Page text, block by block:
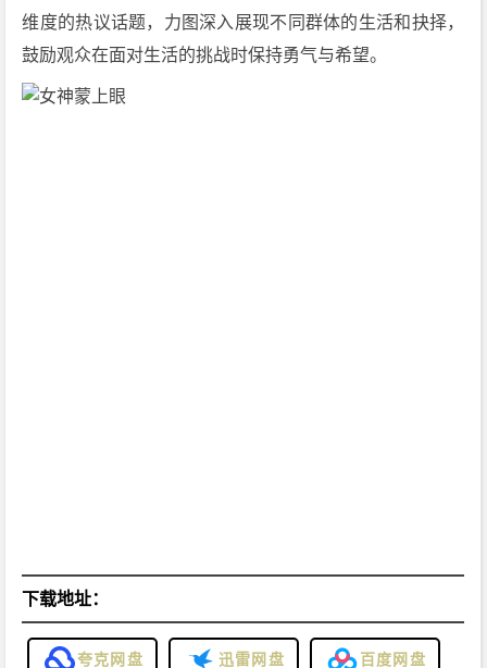
维度的热议话题，力图深入展现不同群体的生活和抉择，
鼓励观众在面对生活的挑战时保持勇气与希望。
下载地址：
夸克网盘 迅雷网盘 百度网盘